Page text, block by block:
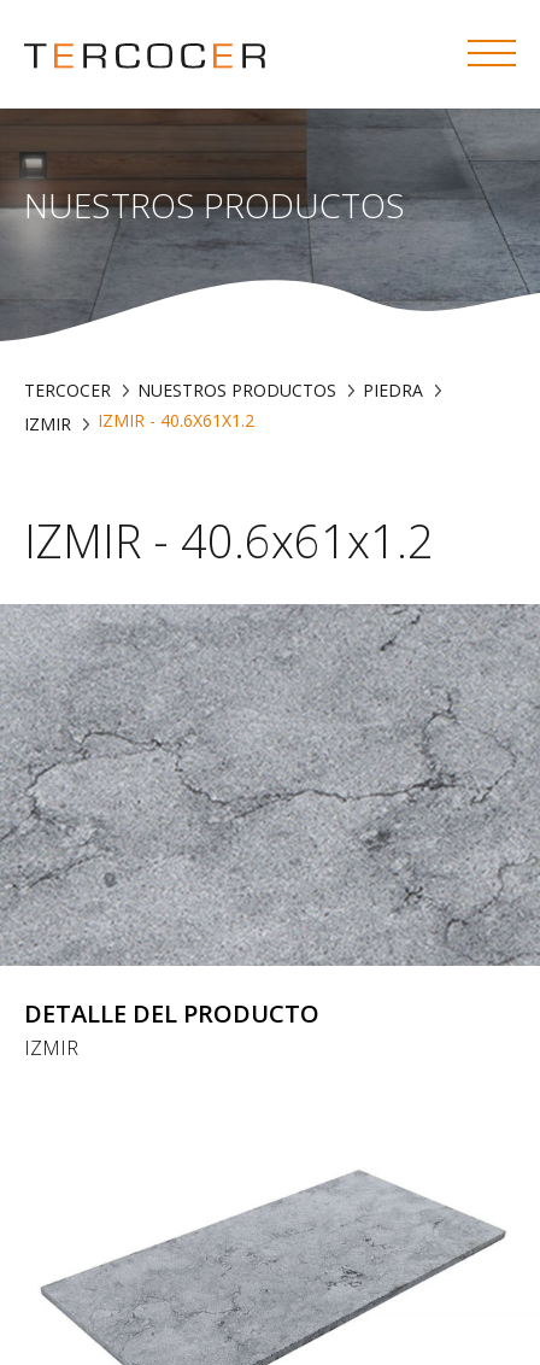
NUESTROS PRODUCTOS
TERCOCER NUESTROS PRODUCTOS
PIEDRA
IZMIR
IZMIR - 40.6X61X1.2
IZMIR - 40.6x61x1.2
DETALLE DEL PRODUCTO
IZMIR